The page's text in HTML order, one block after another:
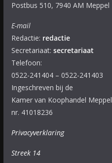
Postbus 510, 7940 AM Meppel
E-mail
Redactie: redactie
Secretariaat: secretariaat
Telefoon:
0522-241404 – 0522-241403
Ingeschreven bij de
Kamer van Koophandel Meppel
nr. 41018236
Privacyverklaring
Streek 14